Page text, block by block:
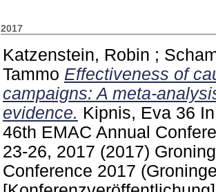
2017
Katzenstein, Robin ;
Tammo Effectiveness of
campaigns: A meta-
evidence. Kipnis, Eva 36
46th EMAC Annual
23-26, 2017 (2017)
Conference 2017